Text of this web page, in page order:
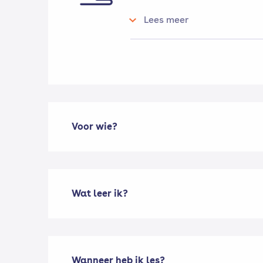
Tijdens deze module zal er
Lees meer
Voor wie?
Wat leer ik?
Wanneer heb ik les?